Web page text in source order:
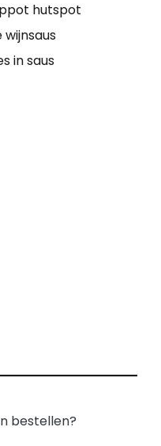
hutspot
wijnsaus
in saus
bestellen?